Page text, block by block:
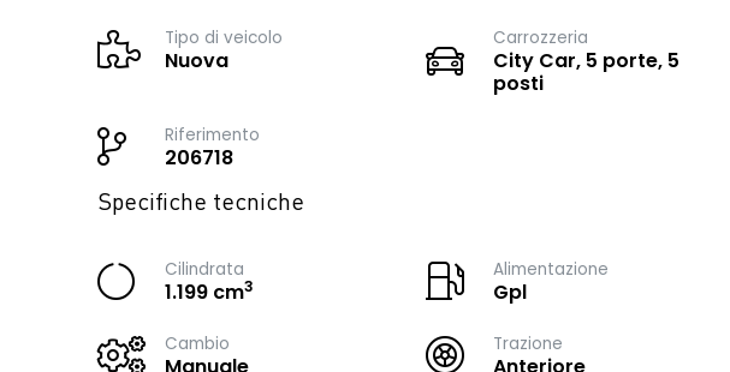
Tipo di veicolo
Nuova
Carrozzeria
City Car, 5 porte, 5
posti
Riferimento
206718
Specifiche tecniche
Cilindrata
1.199 cm3
Alimentazione
Gpl
Cambio Trazione